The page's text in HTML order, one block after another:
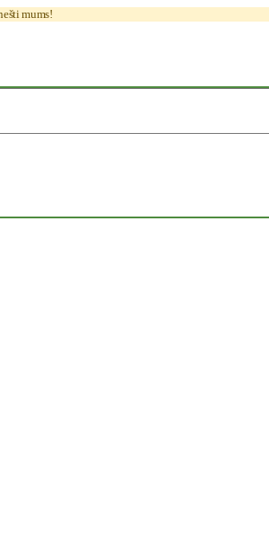
mums!